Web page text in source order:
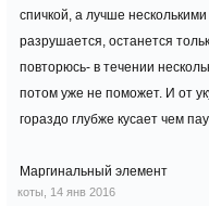
спичкой, а лучше
разрушается, останется
повторюсь- в течении
потом уже не поможет. И от
гораздо глубже кусает чем
Маргинальный элемент
коты 14 янв 2016